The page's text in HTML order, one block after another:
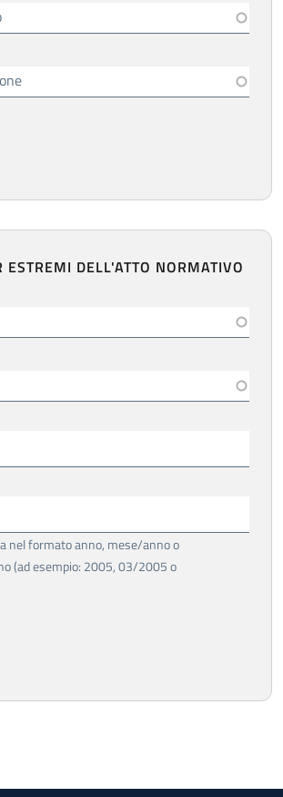
ESTREMI DELL'ATTO NORMATIVO
nel formato anno, mese/anno o
(ad esempio: 2005, 03/2005 o